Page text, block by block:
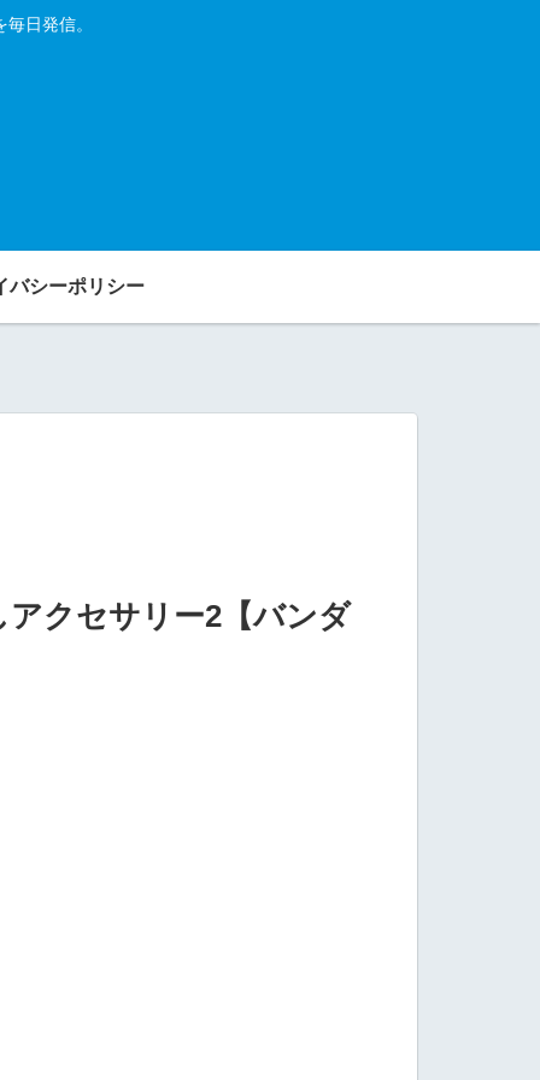
日発信。
バシーポリシー
アクセサリー2【バンダ